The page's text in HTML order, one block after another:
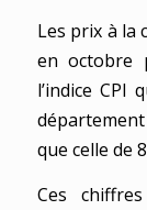
Les prix à la
en octobre
l’indice
que celle de
Ces